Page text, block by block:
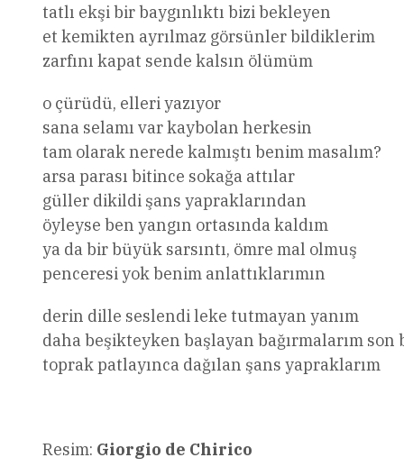
tatlı ekşi bir baygınlıktı bizi bekleyen
et kemikten ayrılmaz görsünler bildiklerim
zarfını kapat sende kalsın ölümüm
o çürüdü, elleri yazıyor
sana selamı var kaybolan herkesin
tam olarak nerede kalmıştı benim masalım?
arsa parası bitince sokağa attılar
güller dikildi şans yapraklarından
öyleyse ben yangın ortasında kaldım
ya da bir büyük sarsıntı, ömre mal olmuş
penceresi yok benim anlattıklarımın
derin dille seslendi leke tutmayan yanım
daha beşikteyken başlayan bağırmalarım son
toprak patlayınca dağılan şans yapraklarım
Resim: Giorgio de Chirico